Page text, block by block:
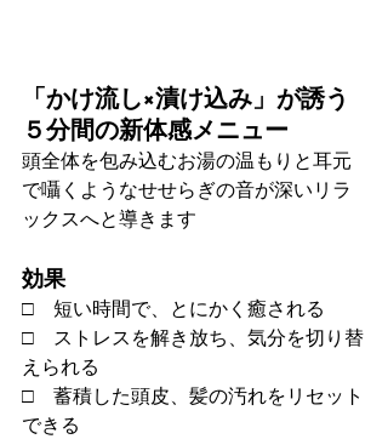
「かけ流し×漬け込み」が誘う
５分間の新体感メニュー
​頭全体を包み込むお湯の温もりと耳元
で囁くようなせせらぎの音が深いリラ
ックスへと導きます
効果
□　短い時間で、とにかく癒される
□　ストレスを解き放ち、気分を切り替
えられる
□　蓄積した頭皮、髪の汚れをリセット
できる